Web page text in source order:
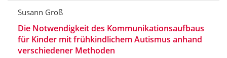
Susann Groß
Die Notwendigkeit des Kommunikationsaufbaus
für Kinder mit frühkindlichem Autismus anhand
verschiedener Methoden